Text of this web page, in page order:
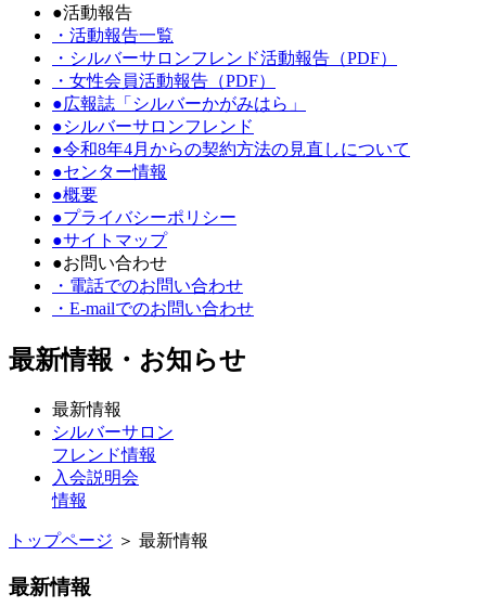
●活動報告
・活動報告一覧
・シルバーサロンフレンド活動報告（PDF）
・女性会員活動報告（PDF）
●広報誌「シルバーかがみはら」
●シルバーサロンフレンド
●令和8年4月からの契約方法の見直しについて
●センター情報
●概要
●プライバシーポリシー
●サイトマップ
●お問い合わせ
・電話でのお問い合わせ
・E-mailでのお問い合わせ
最新情報・お知らせ
最新情報
シルバーサロン
フレンド情報
入会説明会
情報
トップページ ＞ 最新情報
最新情報